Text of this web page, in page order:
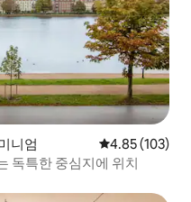
니엄 평점 4.85점(5
4.85 (103)
독특한 중심지에 위치